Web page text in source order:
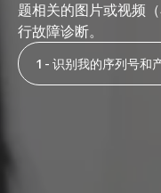
题相关的图片或视频
行故障诊断。
1 - 识别我的序列号和